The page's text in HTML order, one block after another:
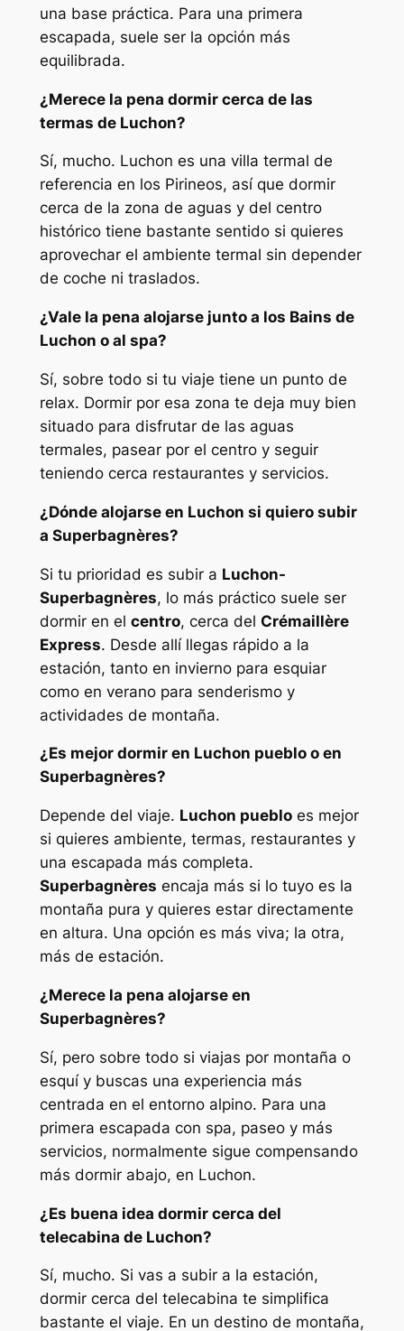
una base práctica. Para una primera
escapada, suele ser la opción más
equilibrada.
¿Merece la pena dormir cerca de las
termas de Luchon?
Sí, mucho. Luchon es una villa termal de
referencia en los Pirineos, así que dormir
cerca de la zona de aguas y del centro
histórico tiene bastante sentido si quieres
aprovechar el ambiente termal sin depender
de coche ni traslados.
¿Vale la pena alojarse junto a los Bains de
Luchon o al spa?
Sí, sobre todo si tu viaje tiene un punto de
relax. Dormir por esa zona te deja muy bien
situado para disfrutar de las aguas
termales, pasear por el centro y seguir
teniendo cerca restaurantes y servicios.
¿Dónde alojarse en Luchon si quiero subir
a Superbagnères?
Si tu prioridad es subir a Luchon-
Superbagnères, lo más práctico suele ser
dormir en el centro, cerca del Crémaillère
Express. Desde allí llegas rápido a la
estación, tanto en invierno para esquiar
como en verano para senderismo y
actividades de montaña.
¿Es mejor dormir en Luchon pueblo o en
Superbagnères?
Depende del viaje. Luchon puebloes mejor
si quieres ambiente, termas, restaurantes y
una escapada más completa.
Superbagnères encaja más si lo tuyo es la
montaña pura y quieres estar directamente
en altura. Una opción es más viva; la otra,
más de estación.
¿Merece la pena alojarse en
Superbagnères?
Sí, pero sobre todo si viajas por montaña o
esquí y buscas una experiencia más
centrada en el entorno alpino. Para una
primera escapada con spa, paseo y más
servicios, normalmente sigue compensando
más dormir abajo, en Luchon.
¿Es buena idea dormir cerca del
telecabina de Luchon?
Sí, mucho. Si vas a subir a la estación,
dormir cerca del telecabina te simplifica
bastante el viaje. En un destino de montaña,